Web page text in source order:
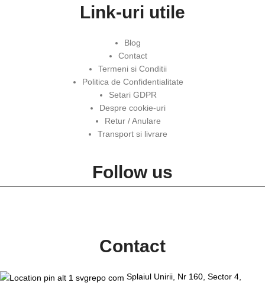
Link-uri utile
Blog
Contact
Termeni si Conditii
Politica de Confidentialitate
Setari GDPR
Despre cookie-uri
Retur / Anulare
Transport si livrare
Follow us
Contact
Splaiul Unirii, Nr 160, Sector 4,